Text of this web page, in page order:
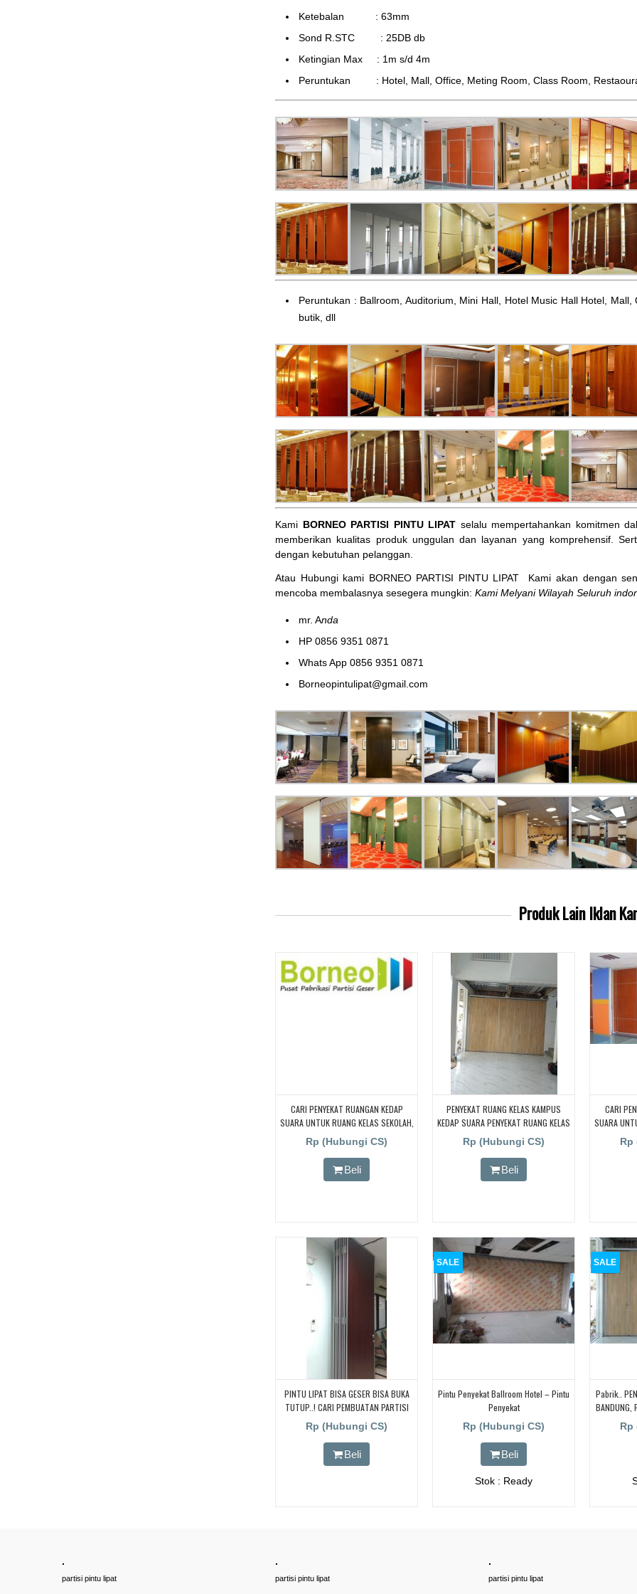
Ketebalan : 63mm
Sond R.STC : 25DB db
Ketingian Max : 1m s/d 4m
Peruntukan : Hotel, Mall, Office, Meting Room, Class Room,
Peruntukan : Ballroom, Auditorium, Mini Hall, Hotel Music Hall Hotel,
butik, dll
Kami BORNEO PARTISI PINTU LIPAT selalu mempertahankan komitmen
memberikan kualitas produk unggulan dan layanan yang komprehensif.
dengan kebutuhan pelanggan.
Atau Hubungi kami BORNEO PARTISI PINTU LIPAT
Kami akan dengan
mencoba membalasnya sesegera mungkin: Kami Melyani Wilayah Seluruh
mr. Anda
HP 0856 9351 0871
Whats App 0856 9351 0871
Borneopintulipat@gmail.com
Produk LainIklan
CARI PENYEKAT RUANGAN KEDAP
SUARA UNTUK RUANG KELAS SEKOLAH,
CARI PENYEKAT RUANGAN KEDAP
SUARA UNTUK RUANG KELAS SEKOLAH,
CARI PENYEKAT RUANGAN KEDAP
SUARA UNTUK RUANG KELAS SEKOLAH,
Rp (Hubungi CS)
Beli
PENYEKAT RUANG KELAS KAMPUS
KEDAP SUARA PENYEKAT RUANG KELAS
KAMPUS KEDAP SUARA PENYEKAT
RUANG KELAS KAMPUS KEDAP SUARA
PENYEKAT RUANG KELAS KAMPUS
KEDAP SUARA
Rp (Hubungi CS)
Beli
CARI
SUARA
CARI
SUARA
Rp
PINTU LIPAT BISA GESER BISA BUKA
TUTUP..! CARI PEMBUATAN PARTISI
PINTU LIPAT Di JAKARTA, BANDUNG,
BEKASI, DJOGJA, YOGYAKARTA
TANGERANG, BOGOR,. BORNEO PABRIK
PARTISI PINTU LIPAT, Pintu Lipat
Rp (Hubungi CS)
Beli
SALE
Pintu Penyekat Ballroom Hotel – Pintu
Penyekat
Rp (Hubungi CS)
Beli
Stok : Ready
SALE
Pabrik..
BANDUNG,
Di Rp
.
partisi pintu lipat
.
partisi pintu lipat
.
partisi pintu lipat